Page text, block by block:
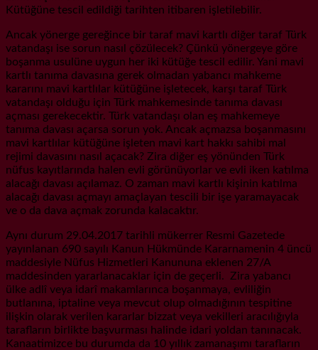
Kütüğüne tescil edildiği tarihten itibaren işletilebilir.
Ancak yönerge gereğince bir taraf mavi kartlı diğer taraf Türk
vatandaşı ise sorun nasıl çözülecek? Çünkü yönergeye göre
boşanma usulüne uygun her iki kütüğe tescil edilir. Yani mavi
kartlı tanıma davasına gerek olmadan yabancı mahkeme
kararını mavi kartlılar kütüğüne işletecek, karşı taraf Türk
vatandaşı olduğu için Türk mahkemesinde tanıma davası
açması gerekecektir. Türk vatandaşı olan eş mahkemeye
tanıma davası açarsa sorun yok. Ancak açmazsa boşanmasını
mavi kartlılar kütüğüne işleten mavi kart hakkı sahibi mal
rejimi davasını nasıl açacak? Zira diğer eş yönünden Türk
nüfus kayıtlarında halen evli görünüyorlar ve evli iken katılma
alacağı davası açılamaz. O zaman mavi kartlı kişinin katılma
alacağı davası açmayı amaçlayan tescili bir işe yaramayacak
ve o da dava açmak zorunda kalacaktır.
Aynı durum 29.04.2017 tarihli mükerrer Resmi Gazetede
yayınlanan 690 sayılı Kanun Hükmünde Kararnamenin 4 üncü
maddesiyle Nüfus Hizmetleri Kanununa eklenen 27/A
maddesinden yararlanacaklar için de geçerli. Zira yabancı
ülke adlî veya idarî makamlarınca boşanmaya, evliliğin
butlanına, iptaline veya mevcut olup olmadığının tespitine
ilişkin olarak verilen kararlar bizzat veya vekilleri aracılığıyla
tarafların birlikte başvurması halinde idari yoldan tanınacak.
Kanaatimizce bu durumda da 10 yıllık zamanaşımı tarafların